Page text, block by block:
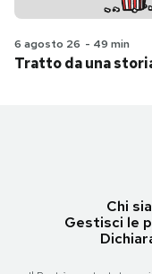
6 agosto 26 - 49 min
Tratto da una
Chi
Gestisci le